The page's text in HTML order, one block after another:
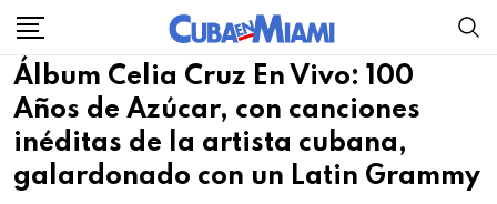
Skip
content
Álbum Celia Cruz En Vivo: 100
Años de Azúcar, con canciones
inéditas de la artista cubana,
galardonado con un Latin Grammy